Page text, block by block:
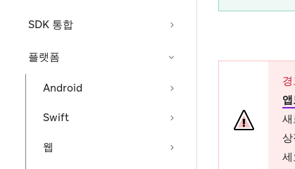
SDK 통합
플랫폼
Android
Swift
웹
세